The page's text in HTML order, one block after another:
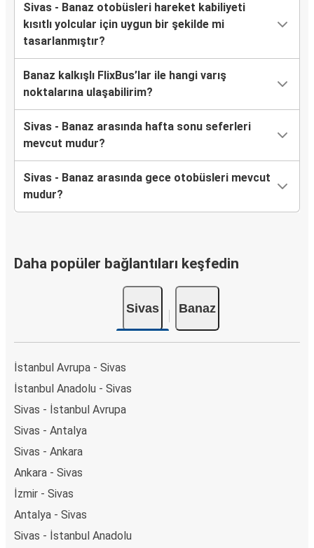
Sivas - Banaz otobüsleri hareket kabiliyeti
kısıtlı yolcular için uygun bir şekilde mi
tasarlanmıştır?
Banaz kalkışlı FlixBus’lar ile hangi varış
noktalarına ulaşabilirim?
Sivas - Banaz arasında hafta sonu seferleri
mevcut mudur?
Sivas - Banaz arasında gece otobüsleri mevcut
mudur?
Daha popüler bağlantıları keşfedin
Sivas Banaz
İstanbul Avrupa - Sivas
İstanbul Anadolu - Sivas
Sivas - İstanbul Avrupa
Sivas - Antalya
Sivas - Ankara
Ankara - Sivas
İzmir - Sivas
Antalya - Sivas
Sivas - İstanbul Anadolu